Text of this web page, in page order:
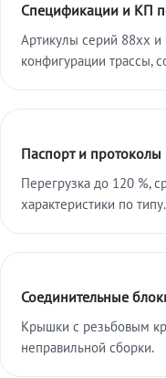
Спецификации и КП
Артикулы серий 88xx
конфигурации трассы,
Паспорт и протоколы
Перегрузка до 120 %,
характеристики по типу.
Соединительные
Крышки с резьбовым
неправильной сборки.